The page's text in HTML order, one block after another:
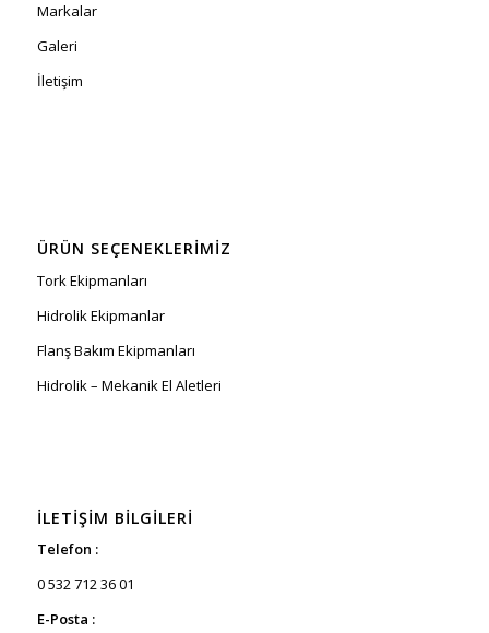
Markalar
Galeri
İletişim
ÜRÜN SEÇENEKLERIMIZ
Tork Ekipmanları
Hidrolik Ekipmanlar
Flanş Bakım Ekipmanları
Hidrolik – Mekanik El Aletleri
İLETIŞIM BILGILERI
Telefon :
0 532 712 36 01
E-Posta :